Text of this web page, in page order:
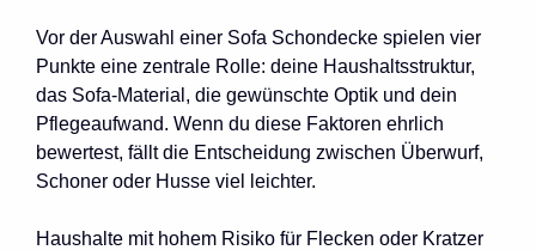
Vor der Auswahl einer Sofa Schondecke spielen vier
Punkte eine zentrale Rolle: deine Haushaltsstruktur,
das Sofa-Material, die gewünschte Optik und dein
Pflegeaufwand. Wenn du diese Faktoren ehrlich
bewertest, fällt die Entscheidung zwischen Überwurf,
Schoner oder Husse viel leichter.
Haushalte mit hohem Risiko für Flecken oder Kratzer